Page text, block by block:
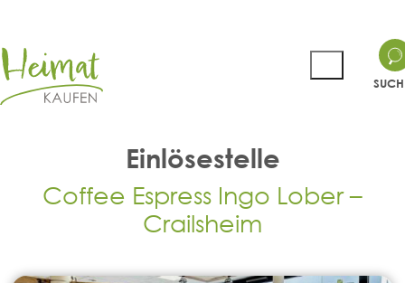
Einlösestelle
Coffee Espress Ingo Lober –
Crailsheim